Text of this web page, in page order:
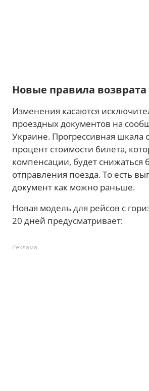
Новые правила возврата
Изменения касаются
проездных документов на
Украине. Прогрессивная шкала
процент стоимости билета,
компенсации, будет снижаться
отправления поезда. То есть
документ как можно раньше.
Новая модель для рейсов с
20 дней предусматривает:
Реклама